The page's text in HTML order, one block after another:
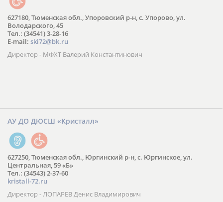
627180, Тюменская обл., Упоровский р-н, с. Упорово, ул.
Володарского, 45
Тел.: (34541) 3-28-16
E-mail: ski72@bk.ru
Директор - МФХТ Валерий Константинович
АУ ДО ДЮСШ «Кристалл»
627250, Тюменская обл., Юргинский р-н, с. Юргинское, ул.
Центральная, 59 «Б»
Тел.: (34543) 2-37-60
kristall-72.ru
Директор - ЛОПАРЕВ Денис Владимирович